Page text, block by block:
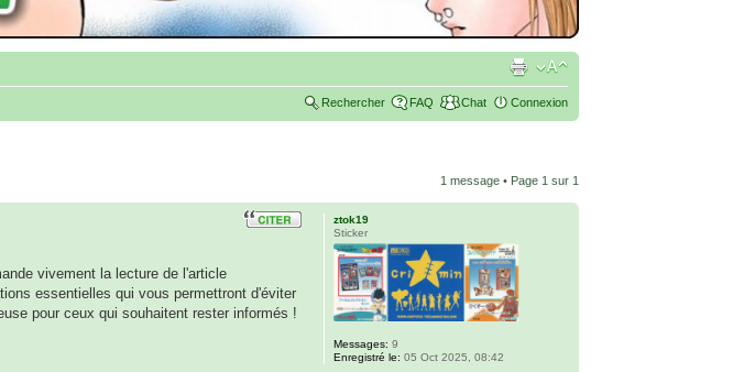
Rechercher FAQ Chat Connexion
1 message • Page 1 sur 1
vivement la lecture de l'article
essentielles qui vous permettront d'éviter
pour ceux qui souhaitent rester informés !
ztok19
Sticker
Messages: 9
Enregistré le: 05 Oct 2025, 08:42